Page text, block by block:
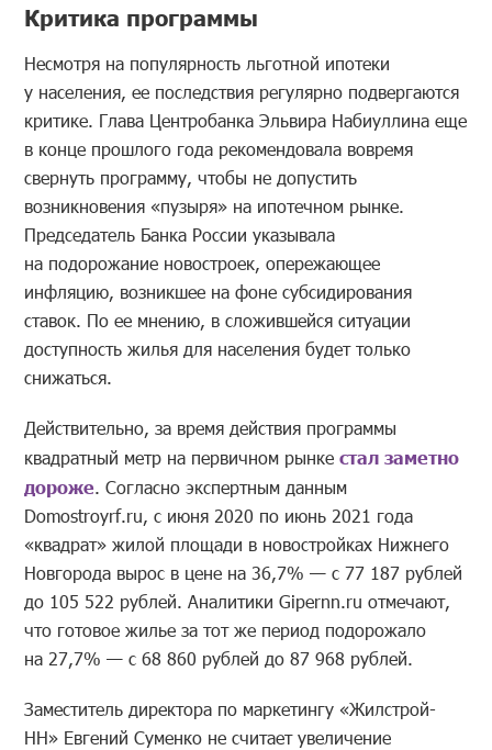
Критика программы
Несмотря на популярность льготной ипотеки
у населения, ее последствия регулярно подвергаются
критике. Глава Центробанка Эльвира Набиуллина еще
в конце прошлого года рекомендовала вовремя
свернуть программу, чтобы не допустить
возникновения «пузыря» на ипотечном рынке.
Председатель Банка России указывала
на подорожание новостроек, опережающее
инфляцию, возникшее на фоне субсидирования
ставок. По ее мнению, в сложившейся ситуации
доступность жилья для населения будет только
снижаться.
Действительно, за время действия программы
квадратный метр на первичном рынкестал заметно
дороже. Согласно экспертным данным
Domostroyrf.ru, с июня 2020 по июнь 2021 года
«квадрат» жилой площади в новостройках Нижнего
Новгорода вырос в цене на 36,7% — с 77 187 рублей
до 105 522 рублей. Аналитики Gipernn.ru отмечают,
что готовое жилье за тот же период подорожало
на 27,7% — с 68 860 рублей до 87 968 рублей.
Заместитель директора по маркетингу «Жилстрой-
НН» Евгений Суменко не считает увеличение